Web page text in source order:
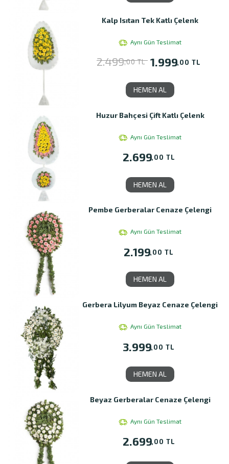
Kalp Isıtan Tek Katlı Çelenk
Aynı Gün Teslimat
2.499,00 TL 1.999,00 TL
HEMEN AL
Huzur Bahçesi Çift Katlı Çelenk
Aynı Gün Teslimat
2.699,00 TL
HEMEN AL
Pembe Gerberalar Cenaze Çelengi
Aynı Gün Teslimat
2.199,00 TL
HEMEN AL
Gerbera Lilyum Beyaz Cenaze Çelengi
Aynı Gün Teslimat
3.999,00 TL
HEMEN AL
Beyaz Gerberalar Cenaze Çelengi
Aynı Gün Teslimat
2.699,00 TL